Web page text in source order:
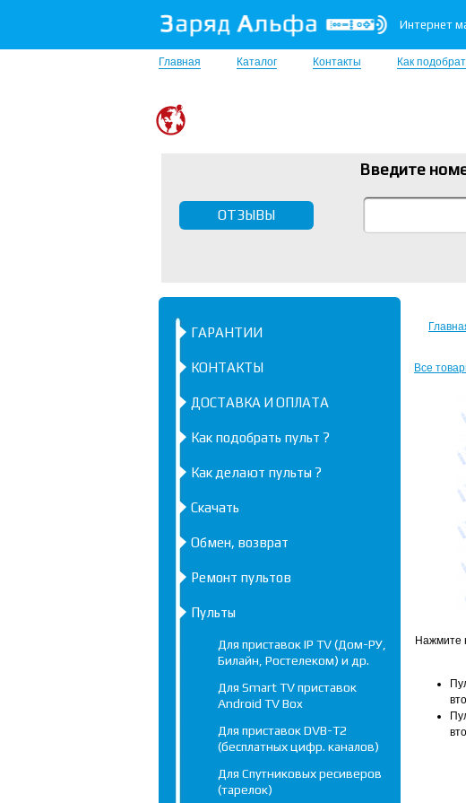
Интернет
Главная Каталог Контакты Как
Введите
ОТЗЫВЫ
Все
Нажмите
ГАРАНТИИ
КОНТАКТЫ
ДОСТАВКА И ОПЛАТА
Как подобрать пульт ?
Как делают пульты ?
Скачать
Обмен, возврат
Ремонт пультов
Пульты
Для приставок IP TV (Дом-РУ,
Билайн, Ростелеком) и др.
Для Smart TV приставок
Android TV Box
Для приставок DVB-T2
(бесплатных цифр. каналов)
Для Спутниковых ресиверов
(тарелок)